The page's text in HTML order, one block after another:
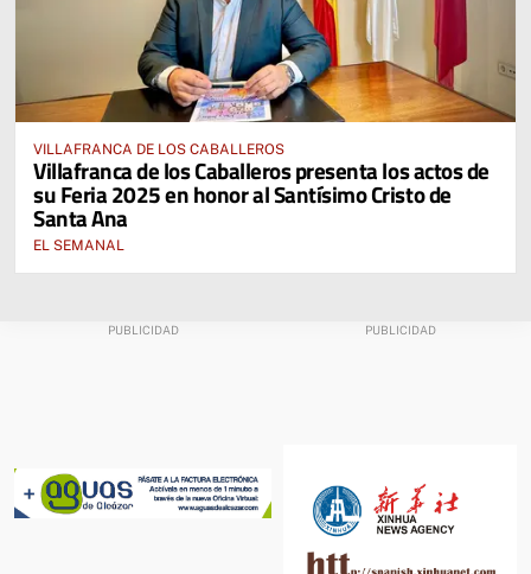
VILLAFRANCA DE LOS CABALLEROS
Villafranca de los Caballeros presenta los actos de
su Feria 2025 en honor al Santísimo Cristo de
Santa Ana
EL SEMANAL